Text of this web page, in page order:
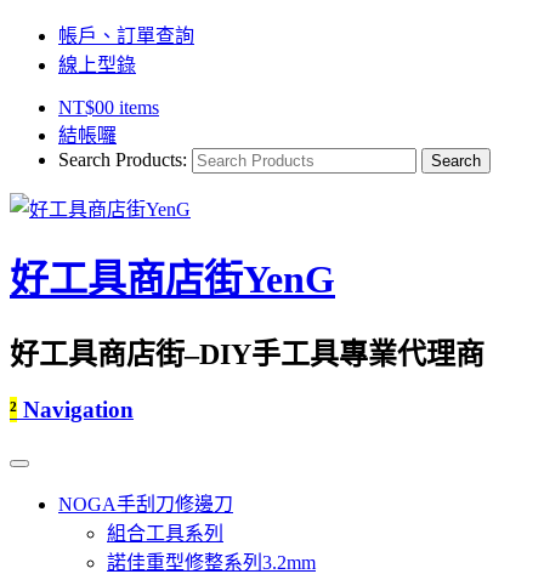
帳戶、訂單查詢
線上型錄
NT$00 items
結帳囉
Search Products:
好工具商店街YenG
好工具商店街–DIY手工具專業代理商
² Navigation
NOGA手刮刀修邊刀
組合工具系列
諾佳重型修整系列3.2mm